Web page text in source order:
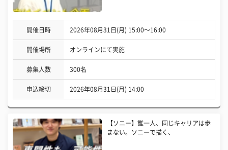
開催日時 2026年08月31日(月) 15:00〜16:00
開催場所 オンラインにて実施
募集人数 300名
申込締切 2026年08月31日(月) 14:00
【ソニー】誰一人、同じキャリアは歩
まない。ソニーで描く、